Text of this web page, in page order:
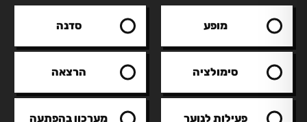
מופע סדנה
סימולציה הרצאה
פעילות לנוער מערכון בהפתעה